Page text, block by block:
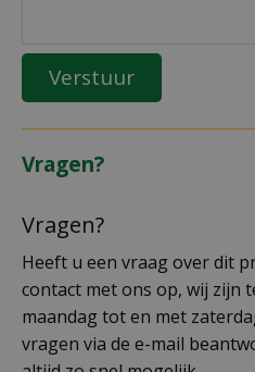
Vragen?
Vragen?
Heeft u een vraag over dit
contact met ons op, wij zijn
maandag tot en met
vragen via de e-mail